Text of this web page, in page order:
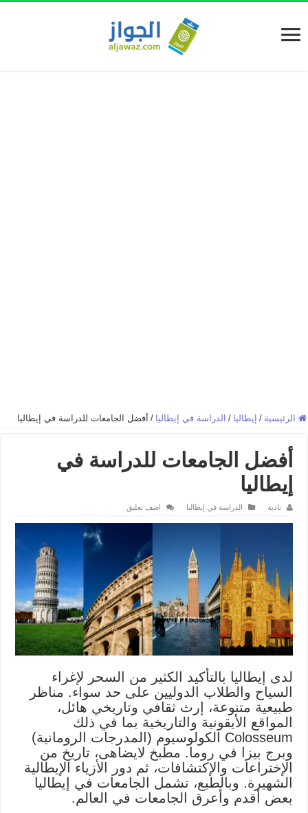
الرئيسية / إيطاليا / الدراسة في إيطاليا / أفضل الجامعات للدراسة في إيطاليا
أفضل الجامعات للدراسة في
إيطاليا
نادية الدراسة في إيطاليا اضف تعليق
لدى إيطاليا بالتأكيد الكثير من السحر لإغراء
السياح والطلاب الدوليين على حد سواء. مناظر
طبيعية متنوعة، إرث ثقافي وتاريخي هائل،
المواقع الأيقونية والتاريخية بما في ذلك
Colosseum الكولوسيوم (المدرجات الرومانية)
وبرج بيزا في روما. مطبخ لايضاهى، تاريخ من
الإختراعات والإكتشافات، ثم دور الأزياء الإيطالية
الشهيرة. وبالطبع، تشمل الجامعات في إيطاليا
بعض أقدم وأعرق الجامعات في العالم.